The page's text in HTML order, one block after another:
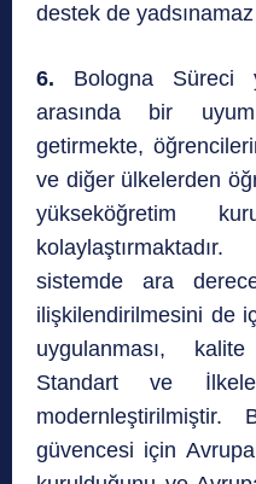
destek de
6. Bologna Süreci
arasında bir uyum
getirmekte,
ve diğer ülkelerden
yükseköğretim
sistemde ara
ilişkilendirilmesini de
uygulanması,
Standart ve
modernleştirilmiştir.
güvencesi için Avrupa